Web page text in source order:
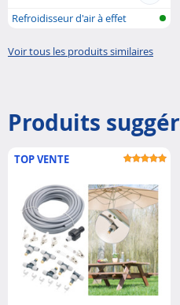
Refroidisseur d'air à effet
Voir tous les produits similaires
Produits
TOP VENTE